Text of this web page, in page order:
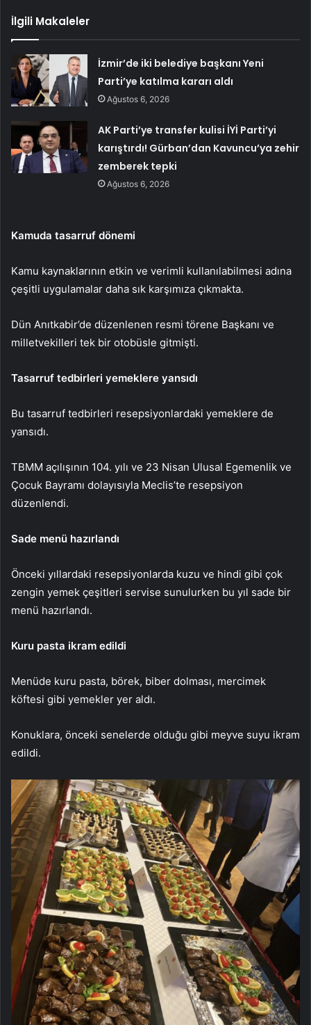
İlgili Makaleler
İzmir’de iki belediye başkanı Yeni
Parti’ye katılma kararı aldı
Ağustos 6, 2026
AK Parti’ye transfer kulisi İYİ Parti’yi
karıştırdı! Gürban’dan Kavuncu’ya zehir
zemberek tepki
Ağustos 6, 2026
Kamuda tasarruf dönemi
Kamu kaynaklarının etkin ve verimli kullanılabilmesi adına
çeşitli uygulamalar daha sık karşımıza çıkmakta.
Dün Anıtkabir’de düzenlenen resmi törene Başkanı ve
milletvekilleri tek bir otobüsle gitmişti.
Tasarruf tedbirleri yemeklere yansıdı
Bu tasarruf tedbirleri resepsiyonlardaki yemeklere de
yansıdı.
TBMM açılışının 104. yılı ve 23 Nisan Ulusal Egemenlik ve
Çocuk Bayramı dolayısıyla Meclis’te resepsiyon
düzenlendi.
Sade menü hazırlandı
Önceki yıllardaki resepsiyonlarda kuzu ve hindi gibi çok
zengin yemek çeşitleri servise sunulurken bu yıl sade bir
menü hazırlandı.
Kuru pasta ikram edildi
Menüde kuru pasta, börek, biber dolması, mercimek
köftesi gibi yemekler yer aldı.
Konuklara, önceki senelerde olduğu gibi meyve suyu ikram
edildi.